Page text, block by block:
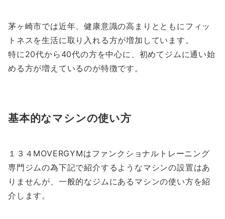
茅ヶ崎市では近年、健康意識の高まりとともにフィッ
トネスを生活に取り入れる方が増加しています。
特に20代から40代の方を中心に、初めてジムに通い始
める方が増えているのが特徴です。
基本的なマシンの使い方
１３４MOVERGYMはファンクショナルトレーニング
専門ジムの為下記で紹介するようなマシンの設置はあ
りませんが、一般的なジムにあるマシンの使い方を紹
介します。